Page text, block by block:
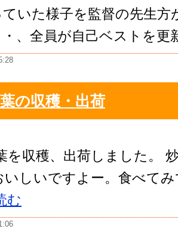
ていた様子を監督の先生
・、全員が自己ベストを更
の収穫・出荷
を収穫、出荷しました。
いしいですよー。食べて
む